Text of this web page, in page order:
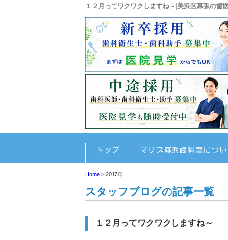
１２月ってワクワクしますね～|美浜区幕張の歯
ホーム
Home > 2017年
スタッフブログの記事一覧
１２月ってワクワクしますね～